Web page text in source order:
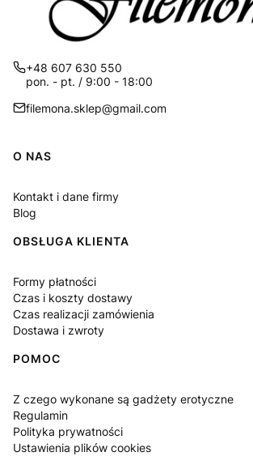
+48 607 630 550
pon. - pt. / 9:00 - 18:00
filemona.sklep@gmail.com
Linki w stopce
O NAS
Kontakt i dane firmy
Blog
OBSŁUGA KLIENTA
Formy płatności
Czas i koszty dostawy
Czas realizacji zamówienia
Dostawa i zwroty
POMOC
Z czego wykonane są gadżety erotyczne
Regulamin
Polityka prywatności
Ustawienia plików cookies